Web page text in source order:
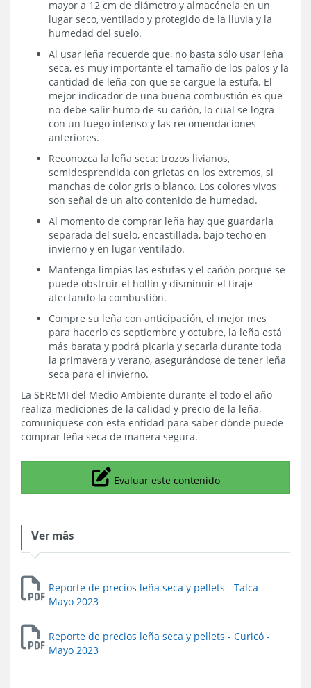
mayor a 12 cm de diámetro y almacénela en un
lugar seco, ventilado y protegido de la lluvia y la
humedad del suelo.
Al usar leña recuerde que, no basta sólo usar leña
seca, es muy importante el tamaño de los palos y la
cantidad de leña con que se cargue la estufa. El
mejor indicador de una buena combustión es que
no debe salir humo de su cañón, lo cual se logra
con un fuego intenso y las recomendaciones
anteriores.
Reconozca la leña seca: trozos livianos,
semidesprendida con grietas en los extremos, si
manchas de color gris o blanco. Los colores vivos
son señal de un alto contenido de humedad.
Al momento de comprar leña hay que guardarla
separada del suelo, encastillada, bajo techo en
invierno y en lugar ventilado.
Mantenga limpias las estufas y el cañón porque se
puede obstruir el hollín y disminuir el tiraje
afectando la combustión.
Compre su leña con anticipación, el mejor mes
para hacerlo es septiembre y octubre, la leña está
más barata y podrá picarla y secarla durante toda
la primavera y verano, asegurándose de tener leña
seca para el invierno.
La SEREMI del Medio Ambiente durante el todo el año
realiza mediciones de la calidad y precio de la leña,
comuníquese con esta entidad para saber dónde puede
comprar leña seca de manera segura.
Icono
Evaluar este contenido
Ver más
Reporte de precios leña seca y pellets - Talca -
Mayo 2023
Reporte de precios leña seca y pellets - Curicó -
Mayo 2023